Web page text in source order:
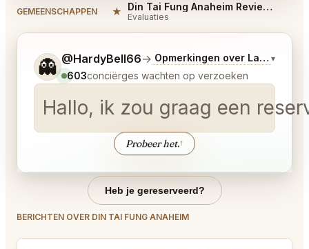
GEMEENSCHAPPEN ★ Din Tai Fung Anaheim Reviews
Evaluaties
👻 @HardyBell66→ Opmerkingen over Laatste
▾
603conciërges wachten op verzoeken
Hallo, ik zou graag een
Probeer het.↑
Vertel me wat je wilt.
Heb je gereserveerd?
BERICHTEN OVER DIN TAI FUNG ANAHEIM